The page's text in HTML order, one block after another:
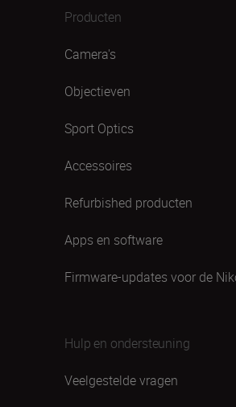
Producten
Camera's
Objectieven
Sport Optics
Accessoires
Refurbished producten
Apps en software
Firmware-updates voor de
Hulp en ondersteuning
Veelgestelde vragen